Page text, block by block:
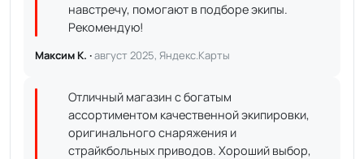
навстречу, помогают в подборе экипы.
Рекомендую!
Максим К. ·август 2025, Яндекс.Карты
Отличный магазин с богатым
ассортиментом качественной экипировки,
оригинального снаряжения и
страйкбольных приводов. Хороший выбор,